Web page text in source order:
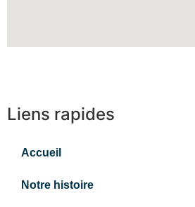
Liens rapides
Accueil
Notre histoire